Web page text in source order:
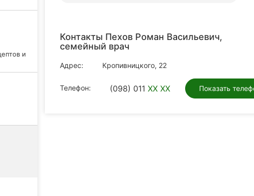
и
Контакты Пехов Роман Васильевич,
семейный врач
Адрес: Кропивницкого, 22
Телефон: (098) 011 XX XX Показать